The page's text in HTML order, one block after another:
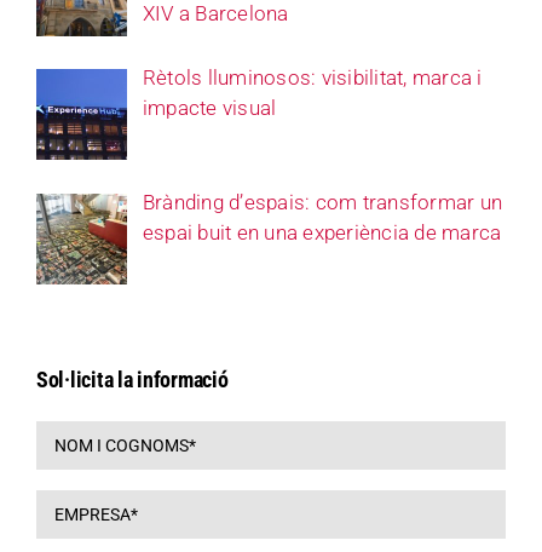
XIV a Barcelona
Rètols lluminosos: visibilitat, marca i
impacte visual
Brànding d’espais: com transformar un
espai buit en una experiència de marca
Sol·licita la informació